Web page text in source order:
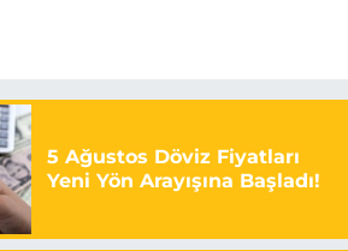
5 Ağustos Döviz Fiyatları
Yeni Yön Arayışına Başladı!